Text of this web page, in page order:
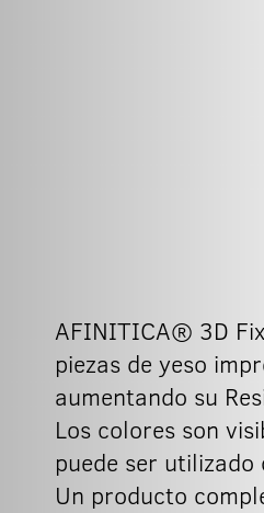
AFINITICA® 3D
piezas de yeso
aumentando su
Los colores son
puede ser
Un producto